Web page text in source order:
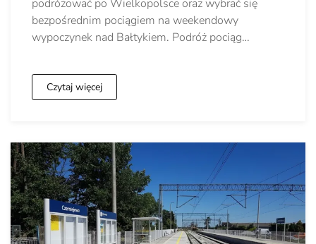
podróżować po Wielkopolsce oraz wybrać się
bezpośrednim pociągiem na weekendowy
wypoczynek nad Bałtykiem. Podróż pociąg…
Czytaj więcej